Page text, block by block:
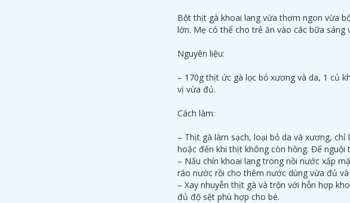
Bột thịt gà khoai lang vừa thơm ngon vừa
lớn. Mẹ có thể cho trẻ ăn vào các bữa
Nguyên liệu:
– 170g thịt ức gà lọc bỏ xương và da, 1 củ
vị vừa đủ.
Cách làm:
– Thịt gà làm sạch, loại bỏ da và xương,
hoặc đến khi thịt không còn hồng. Để nguội
– Nấu chín khoai lang trong nồi nước xấp
ráo nước rồi cho thêm nước dùng vừa đủ
– Xay nhuyễn thịt gà và trộn với hỗn hợp
đủ độ sệt phù hợp cho bé.